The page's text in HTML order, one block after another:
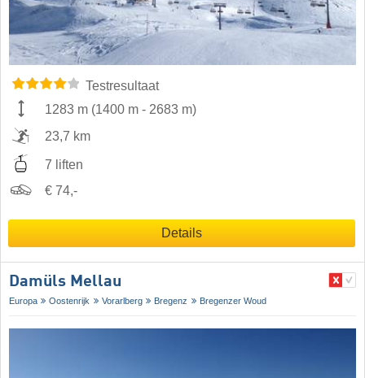
Testresultaat
1283 m (1400 m - 2683 m)
23,7 km
7 liften
€ 74,-
Details
Damüls Mellau
Europa Oostenrijk Vorarlberg Bregenz Bregenzer Woud